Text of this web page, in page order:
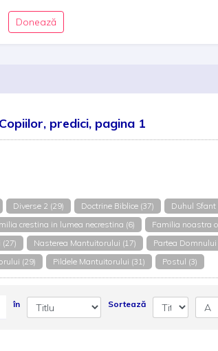
Donează
predici, pagina 1
Diverse 2 (29) Doctrine Biblice (37) Duhul Sfant
crestina in lumea necrestina (6) Familia noastra
Nasterea Mantuitorului (17) Partea Domnului
(29) Pildele Mantuitorului (31) Postul (3)
în Sortează